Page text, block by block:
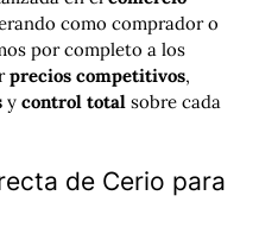
como comprador o
por completo a los
precios competitivos,
y control total sobre cada
de Cerio para